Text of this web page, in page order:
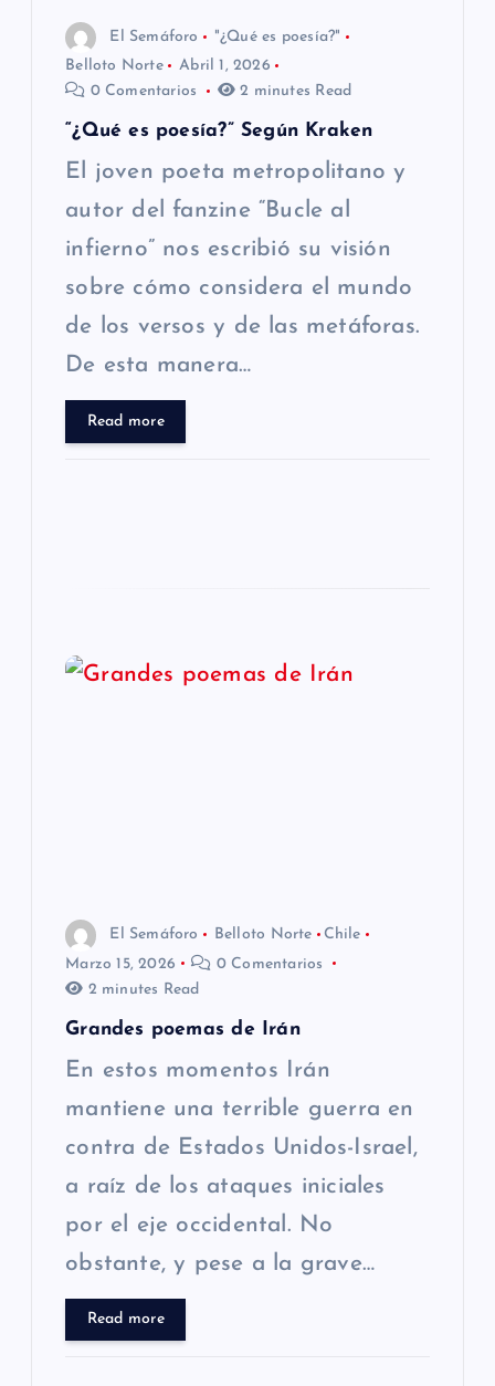
El Semáforo
"¿Qué es poesía?"
Belloto Norte
Abril 1, 2026
0 Comentarios
2 minutes Read
“¿Qué es poesía?” Según Kraken
El joven poeta metropolitano y
autor del fanzine “Bucle al
infierno” nos escribió su visión
sobre cómo considera el mundo
de los versos y de las metáforas.
De esta manera…
Read more
El Semáforo Belloto Norte
Chile
Marzo 15, 2026
0 Comentarios
2 minutes Read
Grandes poemas de Irán
En estos momentos Irán
mantiene una terrible guerra en
contra de Estados Unidos-Israel,
a raíz de los ataques iniciales
por el eje occidental. No
obstante, y pese a la grave…
Read more